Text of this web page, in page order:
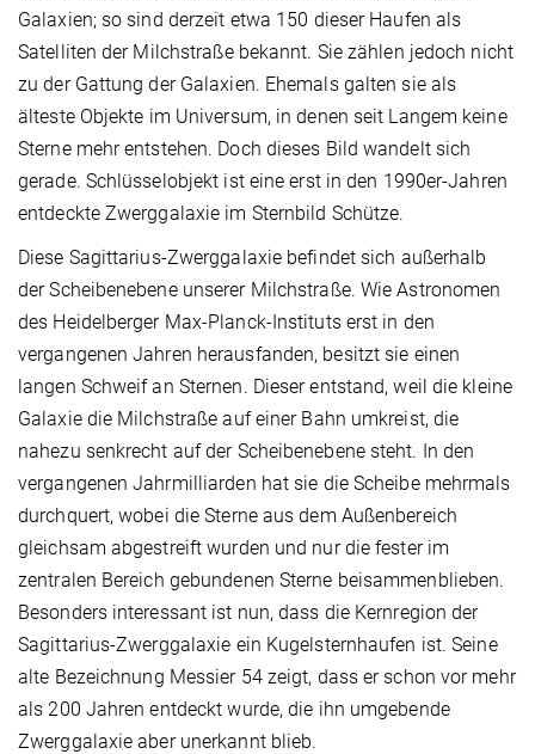
Galaxien; so sind derzeit etwa 150 dieser Haufen als
Satelliten der Milchstraße bekannt. Sie zählen jedoch nicht
zu der Gattung der Galaxien. Ehemals galten sie als
älteste Objekte im Universum, in denen seit Langem keine
Sterne mehr entstehen. Doch dieses Bild wandelt sich
gerade. Schlüsselobjekt ist eine erst in den 1990er-Jahren
entdeckte Zwerggalaxie im Sternbild Schütze.
Diese Sagittarius-Zwerggalaxie befindet sich außerhalb
der Scheibenebene unserer Milchstraße. Wie Astronomen
des Heidelberger Max-Planck-Instituts erst in den
vergangenen Jahren herausfanden, besitzt sie einen
langen Schweif an Sternen. Dieser entstand, weil die kleine
Galaxie die Milchstraße auf einer Bahn umkreist, die
nahezu senkrecht auf der Scheiben­ebene steht. In den
vergangenen Jahrmilliarden hat sie die Scheibe mehrmals
durchquert, wobei die Sterne aus dem Außenbereich
gleichsam abgestreift wurden und nur die fester im
zentralen Bereich gebundenen Sterne beisammenblieben.
Besonders interessant ist nun, dass die Kernregion der
Sagittarius-­Zwerggalaxie ein Kugel­sternhaufen ist. Seine
alte Bezeichnung Messier 54 zeigt, dass er schon vor mehr
als 200 Jahren entdeckt wurde, die ihn um­gebende
Zwerggalaxie aber unerkannt blieb.